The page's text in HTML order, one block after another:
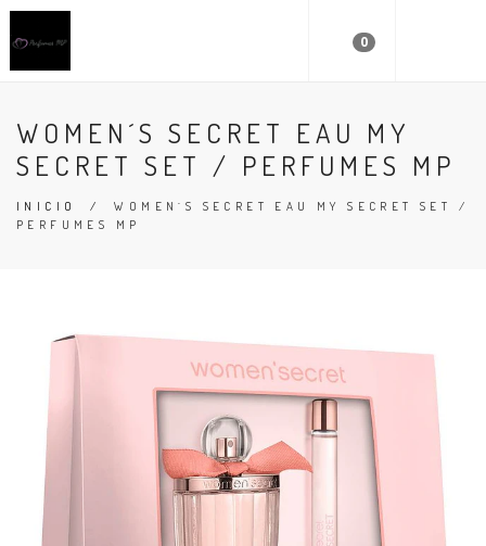
0
WOMEN´S SECRET EAU MY
SECRET SET / PERFUMES MP
INICIO /WOMEN´S SECRET EAU MY SECRET SET /
PERFUMES MP